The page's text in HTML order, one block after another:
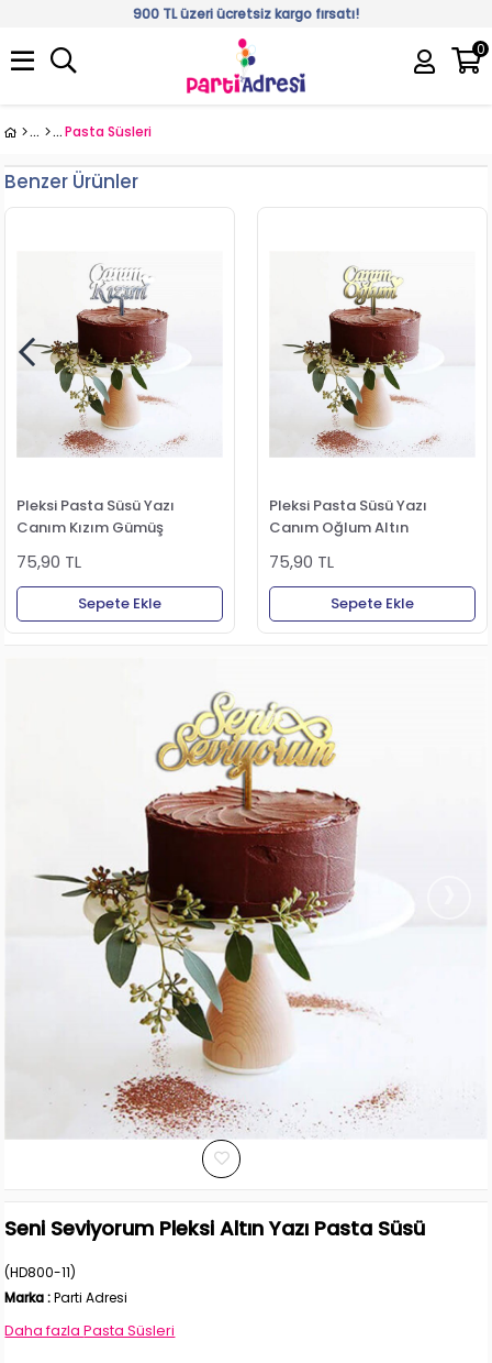
900 TL üzeri ücretsiz kargo fırsatı!
0
Pasta Süsleri
Benzer Ürünler
Pleksi Pasta Süsü Yazı
Canım Kızım Gümüş
75,90 TL
Sepete Ekle
Pleksi Pasta Süsü Yazı
Canım Oğlum Altın
75,90 TL
Sepete Ekle
Seni Seviyorum Pleksi Altın Yazı Pasta Süsü
(HD800-11)
Marka : Parti Adresi
Daha fazlaPasta Süsleri